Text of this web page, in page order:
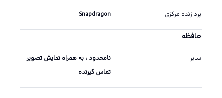
پردازنده مرکزی:
Snapdragon
حافظه
سایر:
نامحدود ، به همراه نمایش تصویر
تماس گیرنده